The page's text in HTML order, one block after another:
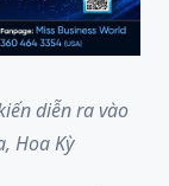
diễn ra vào
Hoa Kỳ